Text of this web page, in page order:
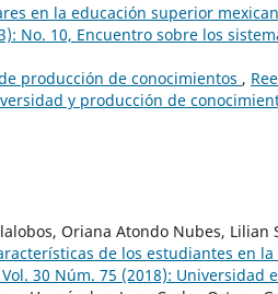
en la educación superior
No. 10, Encuentro sobre los
producción de conocimientos ,
y producción de
Oriana Atondo Nubes, Lilian
de los estudiantes en
30 Núm. 75 (2018): Universidad